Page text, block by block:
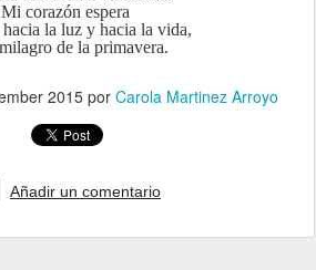
Mi corazón espera
la luz y hacia la vida,
de la primavera.
2015 por Carola Martinez Arroyo
Añadir un comentario